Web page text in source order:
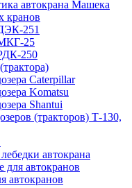
автокрана Машека
кранов
251
25
250
Caterpillar
Komatsu
Shantui
(тракторов) Т-130,
автокрана
для автокранов
автокранов